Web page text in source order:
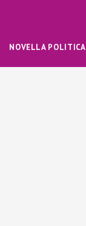
NOVELLA POLITICA